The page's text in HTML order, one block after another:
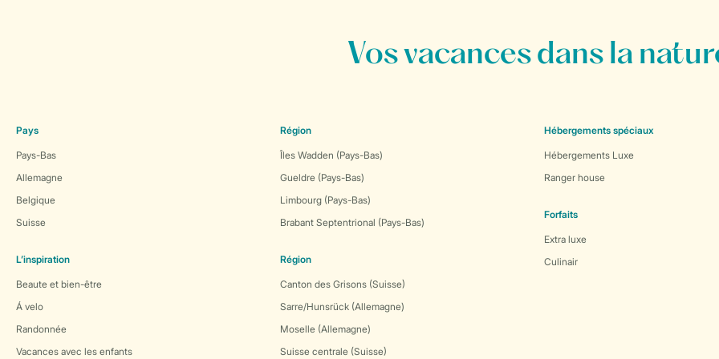
Vos vacances dans la
Pays
Pays-Bas
Allemagne
Belgique
Suisse
L’inspiration
Beaute et bien-être
Á velo
Randonnée
Vacances avec les enfants
Région
Îles Wadden (Pays-Bas)
Gueldre (Pays-Bas)
Limbourg (Pays-Bas)
Brabant Septentrional (Pays-Bas)
Région
Canton des Grisons (Suisse)
Sarre/Hunsrück (Allemagne)
Moselle (Allemagne)
Suisse centrale (Suisse)
Hébergements spéciaux
Hébergements Luxe
Ranger house
Forfaits
Extra luxe
Culinair